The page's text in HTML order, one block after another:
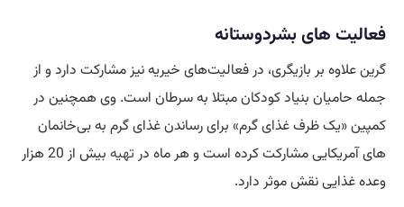
فعالیت های بشردوستانه
گرین علاوه بر بازیگری، در فعالیت‌های خیریه نیز مشارکت دارد و از
جمله حامیان بنیاد کودکان مبتلا به سرطان است. وی همچنین در
کمپین «یک ظرف غذای گرم» برای رساندن غذای گرم به بی‌خانمان
های آمریکایی مشارکت کرده است و هر ماه در تهیه
بیش از 20 هزار
وعده غذایی نقش موثر دارد.